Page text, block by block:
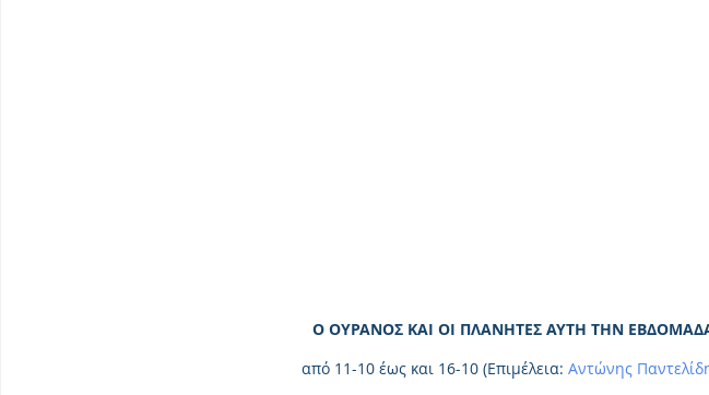
Ο ΟΥΡΑΝΟΣ ΚΑΙ ΟΙ ΠΛΑΝΗΤΕΣ ΑΥΤΗ ΤΗΝ
από 11-10 έως και 16-10 (Επιμέλεια: Αντώνης